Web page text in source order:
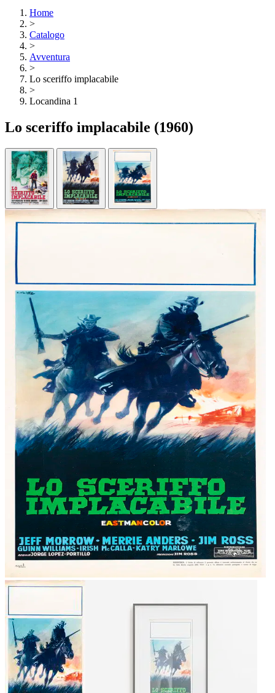
Home
>
Catalogo
>
Avventura
>
Lo sceriffo implacabile
>
Locandina 1
Lo sceriffo implacabile (1960)